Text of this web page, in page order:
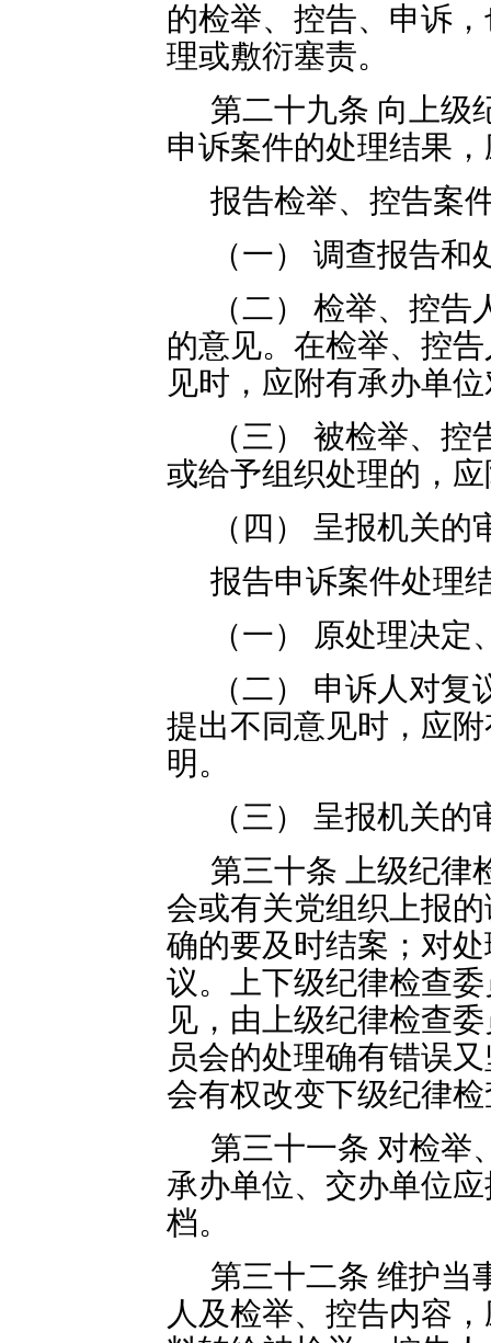
的检举、控告、申诉
理或敷衍塞责。
第二十九条 向上级
申诉案件的处理结果
报告检举、控告案
（一） 调查报告和
（二） 检举、控
的意见。在检举、控
见时，应附有承办单
（三） 被检举、
或给予组织处理的，
（四） 呈报机关的
报告申诉案件处理
（一） 原处理决
（二） 申诉人对
提出不同意见时，应
明。
（三） 呈报机关的
第三十条 上级纪律
会或有关党组织上报
确的要及时结案；对
议。上下级纪律检查
见，由上级纪律检查
员会的处理确有错误
会有权改变下级纪律
第三十一条 对检举
承办单位、交办单位
档。
第三十二条 维护当
人及检举、控告内容